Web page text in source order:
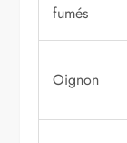
fumés
Oignon